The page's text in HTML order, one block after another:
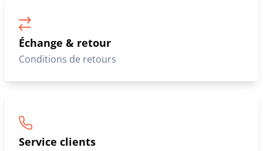
Échange & retour
Conditions de retours
Service clients